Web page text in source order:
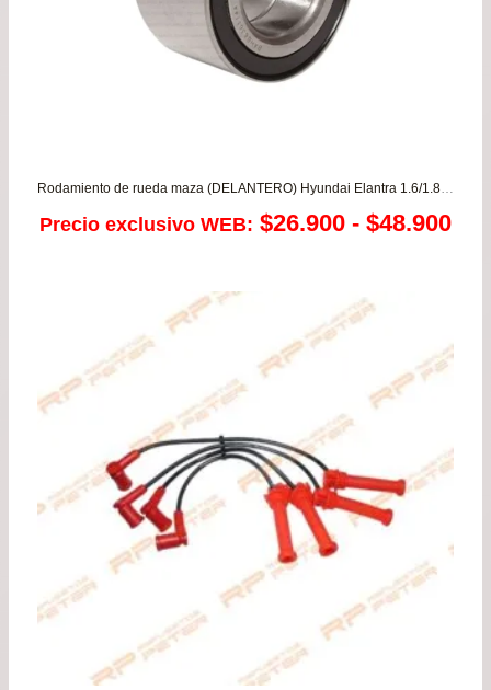
Rodamiento de rueda maza (DELANTERO) Hyundai Elantra 1.6/1.8/2.0 – Matrix – Tuscani / Kia Cerato
Precio exclusivo WEB: $26.900 - $48.900